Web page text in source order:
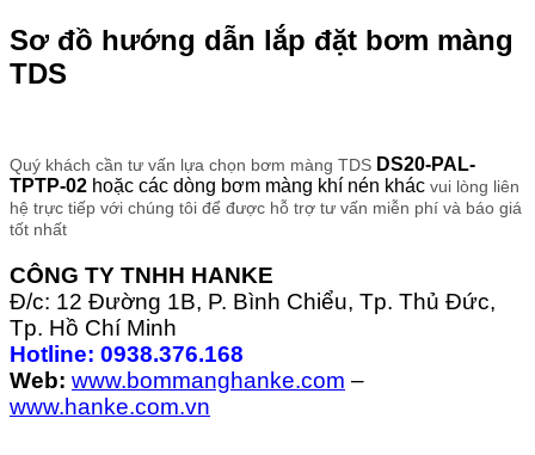
Sơ đồ hướng dẫn lắp đặt bơm màng
TDS
Quý khách cần tư vấn lựa chọn bơm màng TDS DS20-PAL-
TPTP-02 hoặc các dòng bơm màng khí nén khác vui lòng liên
hệ trực tiếp với chúng tôi để được hỗ trợ tư vấn miễn phí và báo giá
tốt nhất
CÔNG TY TNHH HANKE
Đ/c: 12 Đường 1B, P. Bình Chiểu, Tp. Thủ Đức,
Tp. Hồ Chí Minh
Hotline: 0938.376.168
Web: www.bommanghanke.com –
www.hanke.com.vn